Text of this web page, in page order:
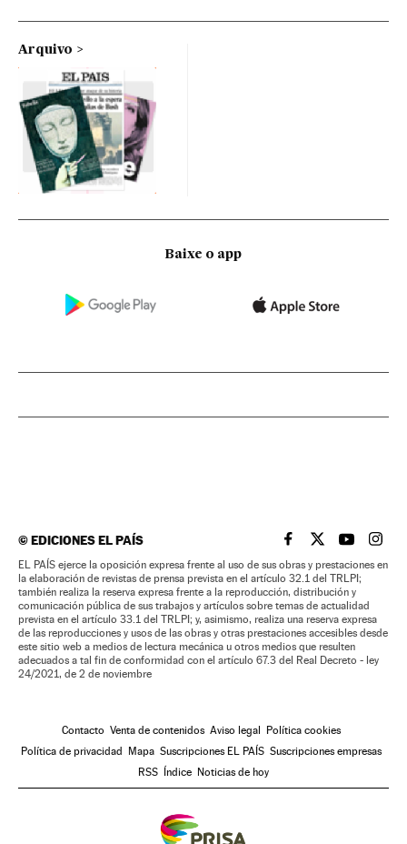
Arquivo
Baixe o app
©EDICIONES EL PAÍS EL PAÍS BRASIL EN
EL PAÍSEL PAÍS
EL
EL PAÍS ejerce la oposición expresa frente al uso de sus obras y prestaciones en
la elaboración de revistas de prensa prevista en el artículo 32.1 del TRLPI;
también realiza la reserva expresa frente a la reproducción, distribución y
comunicación pública de sus trabajos y artículos sobre temas de actualidad
prevista en el artículo 33.1 del TRLPI; y, asimismo, realiza una reserva expresa
de las reproducciones y usos de las obras y otras prestaciones accesibles desde
este sitio web a medios de lectura mecánica u otros medios que resulten
adecuados a tal fin de conformidad con el artículo 67.3 del Real Decreto - ley
24/2021, de 2 de noviembre
Contacto Venta de contenidos Aviso legal Política cookies
Política de privacidad Mapa Suscripciones EL PAÍS Suscripciones empresas
RSS Índice Noticias de hoy